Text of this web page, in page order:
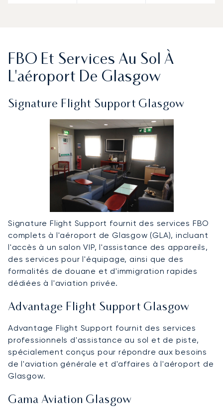
FBO Et Services Au Sol À
L'aéroport De Glasgow
Signature Flight Support Glasgow
Signature Flight Support fournit des services FBO
complets à l'aéroport de Glasgow (GLA), incluant
l'accès à un salon VIP, l'assistance des appareils,
des services pour l'équipage, ainsi que des
formalités de douane et d'immigration rapides
dédiées à l'aviation privée.
Advantage Flight Support Glasgow
Advantage Flight Support fournit des services
professionnels d'assistance au sol et de piste,
spécialement conçus pour répondre aux besoins
de l'aviation générale et d'affaires à l'aéroport de
Glasgow.
Gama Aviation Glasgow